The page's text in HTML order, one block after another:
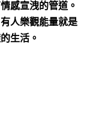
感宣洩的管道。
人樂觀能量就是
生活。